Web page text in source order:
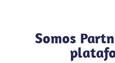
Somos